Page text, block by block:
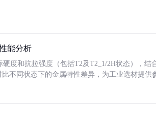
能分析
度和抗拉强度（包括T2及T2_1/2H状态），结
不同状态下的金属特性差异，为工业选材提供